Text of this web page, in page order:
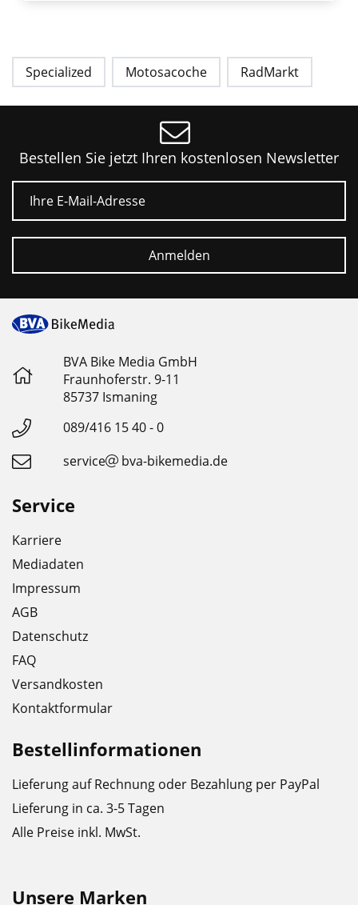
Specialized Motosacoche RadMarkt
Bestellen Sie jetzt Ihren kostenlosen Newsletter
E-Mail
Anmelden
BVA Bike Media GmbH
Fraunhoferstr. 9-11
85737 Ismaning
089/416 15 40 - 0
service
bva-bikemedia.de
Service
Karriere
Mediadaten
Impressum
AGB
Datenschutz
FAQ
Versandkosten
Kontaktformular
Bestellinformationen
Lieferung auf Rechnung oder Bezahlung per PayPal
Lieferung in ca. 3-5 Tagen
Alle Preise inkl. MwSt.
Unsere Marken